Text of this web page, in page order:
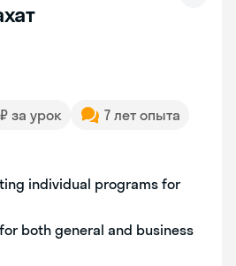
за урок
7 лет опыта
individual programs for
both general and business